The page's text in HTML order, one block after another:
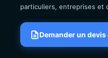
particuliers, entreprises et
Demander un